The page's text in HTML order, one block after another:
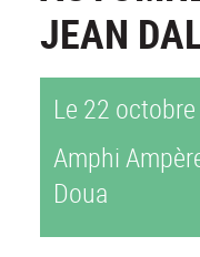
JEAN
Le 22
Amphi
Doua